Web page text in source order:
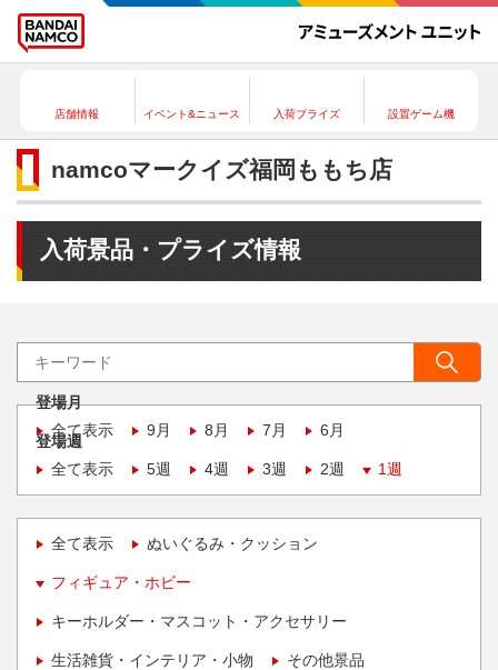
店舗情報 イベント&ニュース 入荷プライズ 設置ゲーム機
namcoマークイズ福岡ももち店
入荷景品・プライズ情報
登場月
全て表示
9月 8月 7月 6月
登場週
全て表示
5週 4週 3週 2週 1週
全て表示 ぬいぐるみ・クッション
フィギュア・ホビー
キーホルダー・マスコット・アクセサリー
生活雑貨・インテリア・小物 その他景品